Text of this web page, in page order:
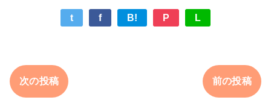
t f B! P L
次の投稿 前の投稿